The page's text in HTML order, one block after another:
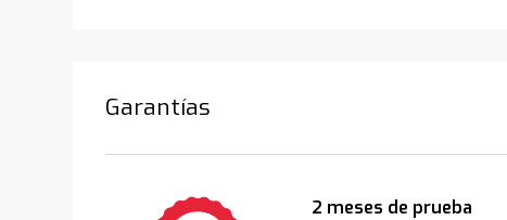
Garantías
2 meses de prueba